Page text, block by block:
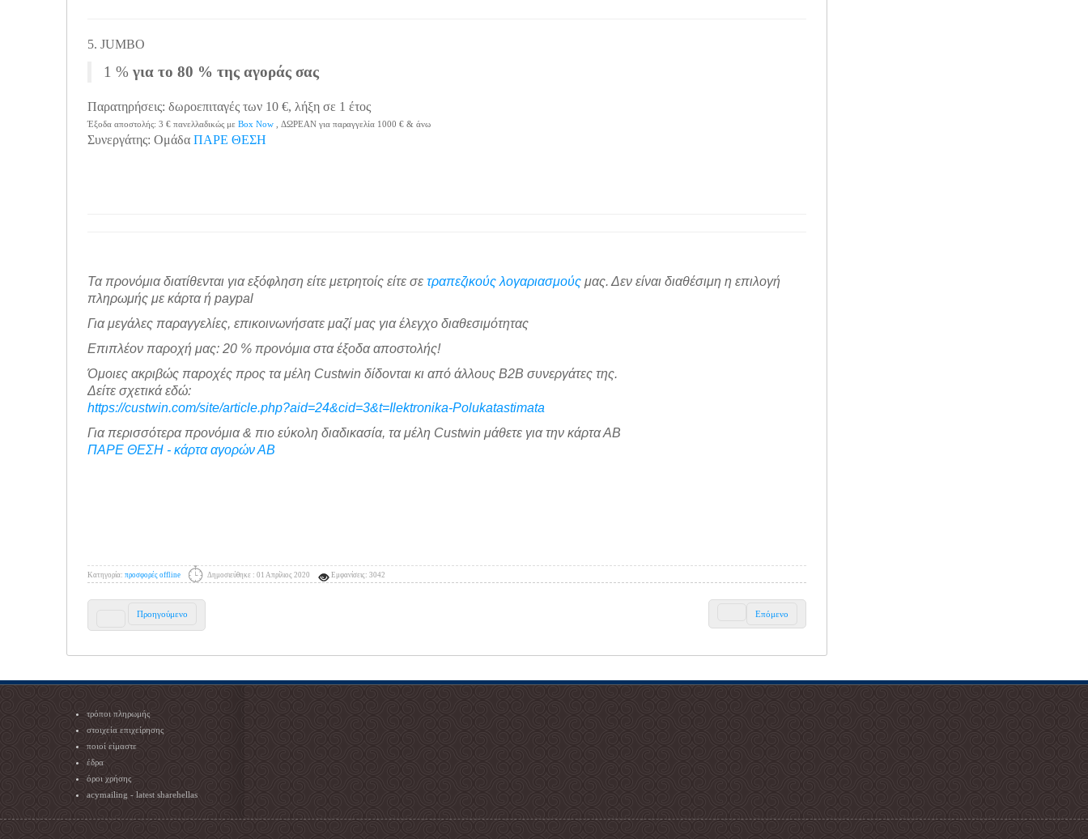
5. JUMBO
1 % για το 80 % της αγοράς σας
Παρατηρήσεις: δωροεπιταγές των 10 €, λήξη σε 1 έτος
Έξοδα αποστολής: 3 € πανελλαδικώς με Box Now , ΔΩΡΕΑΝ για παραγγελία 1000 € & άνω
Συνεργάτης: Ομάδα ΠΑΡΕ ΘΕΣΗ
Τα προνόμια διατίθενται για εξόφληση είτε μετρητοίς είτε σε τραπεζικούς λογαριασμούς μας. Δεν είναι διαθέσιμη η επιλογή
πληρωμής με κάρτα ή paypal
Για μεγάλες παραγγελίες, επικοινωνήσατε μαζί μας για έλεγχο διαθεσιμότητας
Επιπλέον παροχή μας: 20 % προνόμια στα έξοδα αποστολής!
Όμοιες ακριβώς παροχές προς τα μέλη Custwin δίδονται κι από άλλους B2B συνεργάτες της.
Δείτε σχετικά εδώ:
https://custwin.com/site/article.php?aid=24&cid=3&t=Ilektronika-Polukatastimata
Για περισσότερα προνόμια & πιο εύκολη διαδικασία, τα μέλη Custwin μάθετε για την κάρτα ΑΒ
ΠΑΡΕ ΘΕΣΗ - κάρτα αγορών ΑΒ
Κατηγορία: προσφορές offline Δημοσιεύθηκε : 01 Απρίλιος 2020 Εμφανίσεις: 3042
Προηγούμενο Επόμενο
τρόποι πληρωμής
στοιχεία επιχείρησης
ποιοί είμαστε
έδρα
όροι χρήσης
acymailing - latest sharehellas